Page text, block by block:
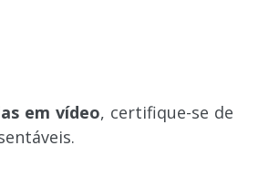
em vídeo, certifique-se de